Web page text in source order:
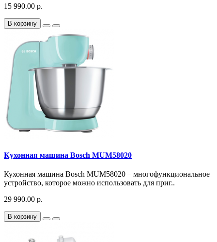
15 990.00 р.
В корзину
Кухонная машина Bosch MUM58020
Кухонная машина Bosch MUM58020 – многофункциональное
устройство, которое можно использовать для приг..
29 990.00 р.
В корзину